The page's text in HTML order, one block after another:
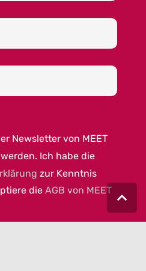
Newsletter von MEET
Ich habe die
zur Kenntnis
die AGB von MEET